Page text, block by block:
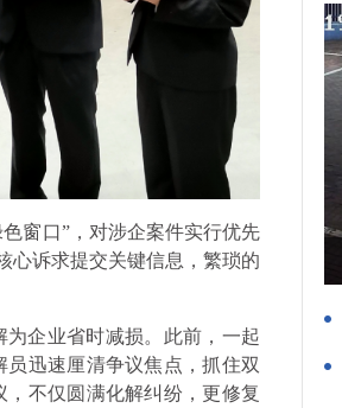
窗口”，对涉企案件实行优先
心诉求提交关键信息，繁琐的
企业省时减损。此前，一起
迅速厘清争议焦点，抓住双
不仅圆满化解纠纷，更修复